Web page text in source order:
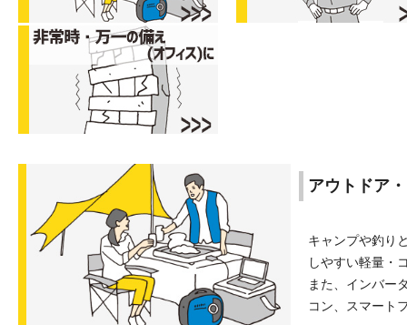
アウトドア
キャンプや釣り
しやすい軽量・
また、インバー
コン、スマート